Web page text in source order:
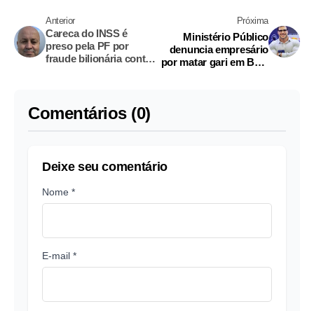
Anterior
Careca do INSS é
preso pela PF por
fraude bilionária contra
Próxima
Ministério Público
denuncia empresário
por matar gari em Belo
Comentários (0)
Deixe seu comentário
Nome *
E-mail *